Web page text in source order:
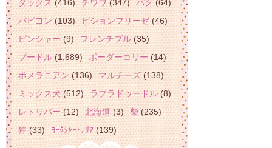
ダックス(416) チワワ(347) パグ(64)
パピヨン(103) ビションフリーゼ(46)
ピンシャー(9) フレンチブル(35)
プードル(1,689) ボーダーコリー(14)
ポメラニアン(136) マルチーズ(138)
ミックス犬(512) ラブラドゥードル(8)
レトリバー(12) 北海道(3) 柴(235)
狆(33) ﾖｰｸｼｬｰ･ﾃﾘｱ(139)